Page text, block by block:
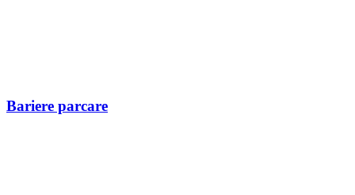
Bariere parcare